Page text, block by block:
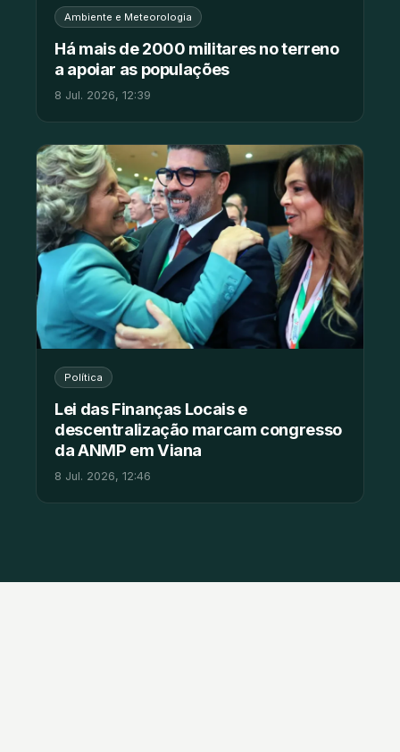
Ambiente e Meteorologia
Há mais de 2000 militares no terreno
a apoiar as populações
8 Jul. 2026, 12:39
Política
Lei das Finanças Locais e
descentralização marcam congresso
da ANMP em Viana
8 Jul. 2026, 12:46